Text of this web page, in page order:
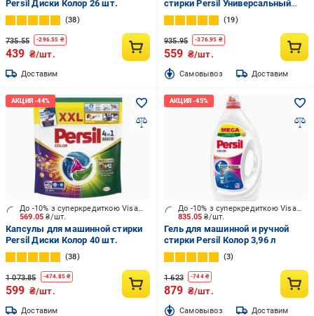
Persil Диски Колор 26 шт.
38
735.55 -296.55 ₴
439 ₴/шт.
Доставим
стирки Persil Универсальный
1,98 л
19
935.95 -376.95 ₴
559 ₴/шт.
Cамовывоз Доставим
569.05₴/шт.
До -10% з суперкредиткою Visa Вигода
Капсулы для машинной стирки
Persil Диски Колор 40 шт.
38
1 073.85 -474.85 ₴
599 ₴/шт.
Доставим
835.05₴/шт.
До -10% з суперкредиткою Visa Вигода
Гель для машинной и ручной
стирки Persil Колор 3,96 л
3
1 623 -744₴
879 ₴/шт.
Cамовывоз Доставим